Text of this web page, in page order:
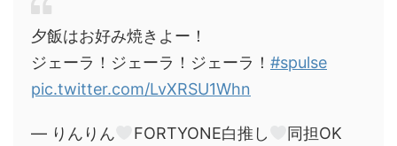
夕飯はお好み焼きよー！
ジェーラ！ジェーラ！ジェーラ！ #spulse
pic.twitter.com/LvXRSU1Whn
— りんりん FORTYONE白推し
同担OK